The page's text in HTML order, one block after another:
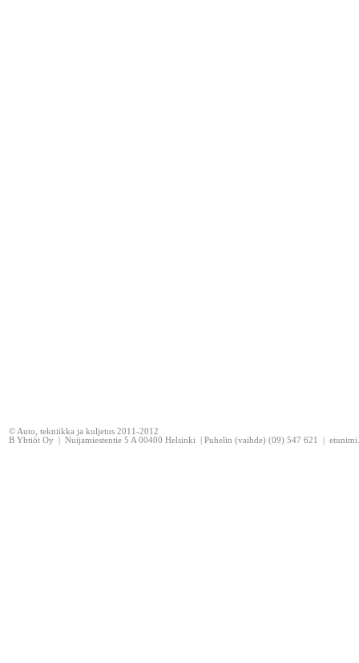
© Auto, tekniikka ja kuljetus 2011-2012
B Yhtiöt Oy | Nuijamiestentie 5 A 00400 Helsinki | Puhelin (vaihde) (09) 547 621 |